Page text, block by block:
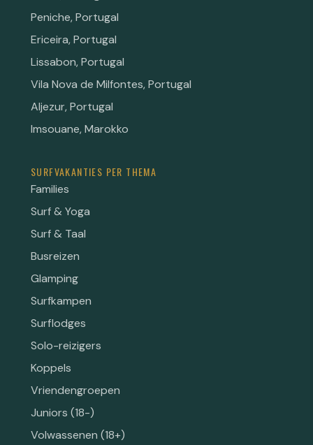
Peniche, Portugal
Ericeira, Portugal
Lissabon, Portugal
Vila Nova de Milfontes, Portugal
Aljezur, Portugal
Imsouane, Marokko
SURFVAKANTIES PER THEMA
Families
Surf & Yoga
Surf & Taal
Busreizen
Glamping
Surfkampen
Surflodges
Solo-reizigers
Koppels
Vriendengroepen
Juniors (18-)
Volwassenen (18+)